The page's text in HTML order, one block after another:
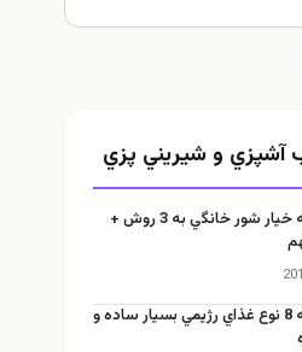
آشپزي و شيريني پزي
طرز تهيه خیار شور خانگي به 3 روش +
طرز تهيه 8 نوع غذاي رژيمي بسيار ساده و